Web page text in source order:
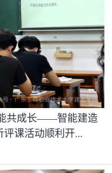
共成长——智能建造
课活动顺利开...